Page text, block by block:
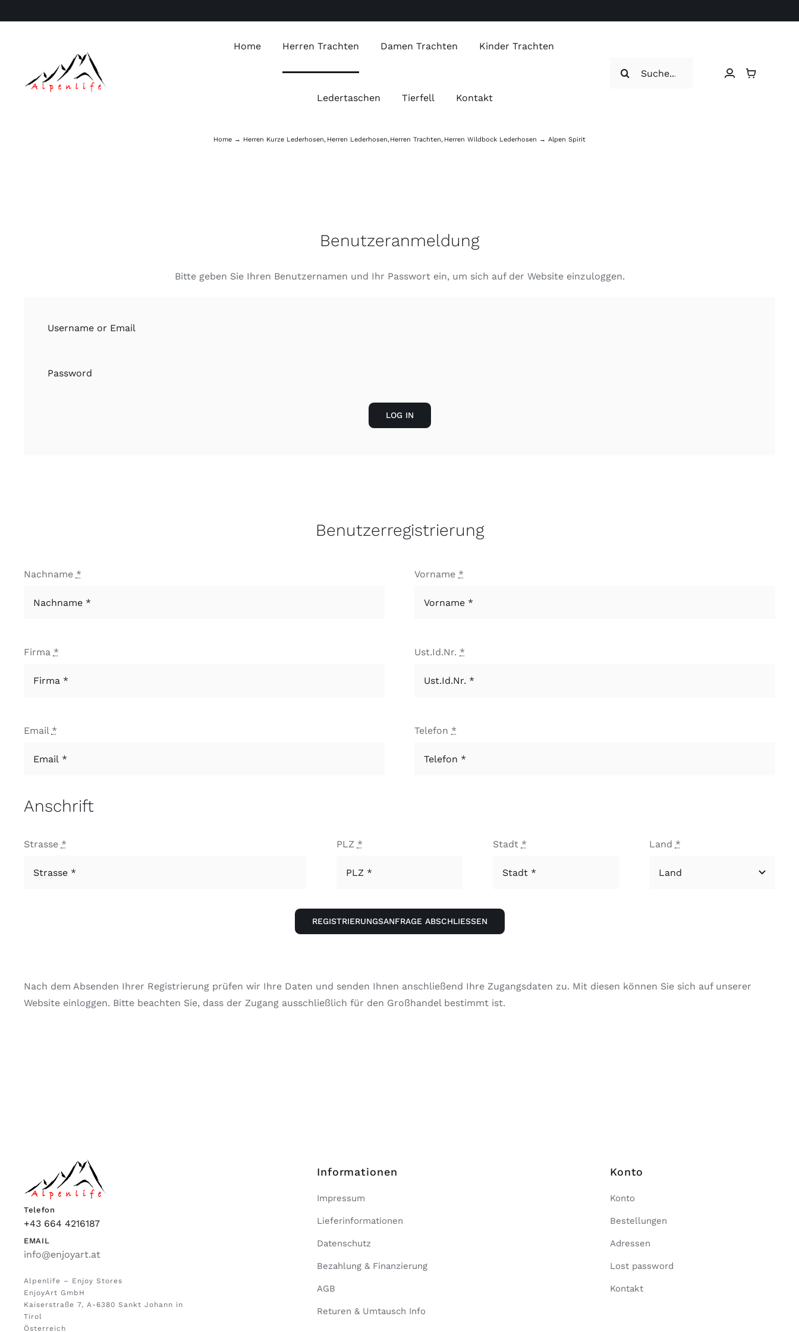
to
Home Herren Trachten Damen Trachten Kinder Trachten
Ledertaschen Tierfell Kontakt
Home Herren Kurze Lederhosen Herren Lederhosen Herren Trachten Herren Wildbock Lederhosen Alpen Spirit
Benutzeranmeldung
Bitte geben Sie Ihren Benutzernamen und Ihr Passwort ein, um sich auf der Website einzuloggen.
LOG IN
Benutzerregistrierung
Nachname * Vorname *
Firma * Ust.Id.Nr. *
Email * Telefon *
Anschrift
Strasse * PLZ * Stadt * Land *
REGISTRIERUNGSANFRAGE ABSCHLIESSEN
Nach dem Absenden Ihrer Registrierung prüfen wir Ihre Daten und senden Ihnen anschließend Ihre Zugangsdaten zu. Mit diesen können Sie sich auf unserer
Website einloggen. Bitte beachten Sie, dass der Zugang ausschließlich für den Großhandel bestimmt ist.
Telefon
+43 664 4216187
EMAIL
info@enjoyart.at
Alpenlife – Enjoy Stores
EnjoyArt GmbH
Kaiserstraße 7, A-6380 Sankt Johann in
Tirol
Österreich
Informationen
Impressum
Lieferinformationen
Datenschutz
Bezahlung & Finanzierung
AGB
Returen & Umtausch Info
Konto
Konto
Bestellungen
Adressen
Lost password
Kontakt